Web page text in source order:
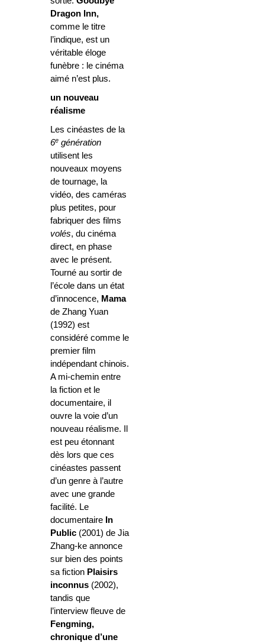
Dragon Inn,
comme le titre
l’indique, est un
véritable éloge
funèbre : le cinéma
aimé n’est plus.
un nouveau
réalisme
Les cinéastes de la
6e génération
utilisent les
nouveaux moyens
de tournage, la
vidéo, des caméras
plus petites, pour
fabriquer des films
volés, du cinéma
direct, en phase
avec le présent.
Tourné au sortir de
l’école dans un état
d’innocence, Mama
de Zhang Yuan
(1992) est
considéré comme le
premier film
indépendant chinois.
A mi-chemin entre
la fiction et le
documentaire, il
ouvre la voie d’un
nouveau réalisme. Il
est peu étonnant
dès lors que ces
cinéastes passent
d’un genre à l’autre
avec une grande
facilité. Le
documentaire In
Public (2001) de Jia
Zhang-ke annonce
sur bien des points
sa fiction Plaisirs
inconnus (2002),
tandis que
l’interview fleuve de
Fengming,
chronique d’une